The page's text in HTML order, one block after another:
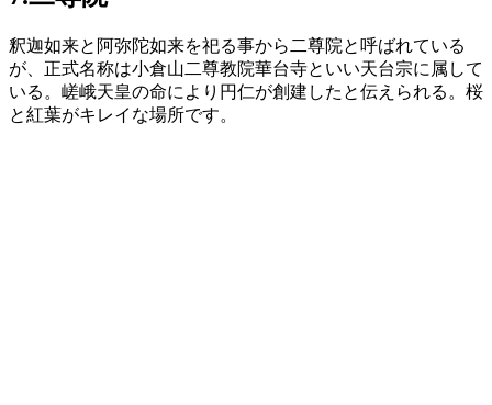
釈迦如来と阿弥陀如来を祀る事から二尊院と呼ばれている
が、正式名称は小倉山二尊教院華台寺といい天台宗に属して
いる。嵯峨天皇の命により円仁が創建したと伝えられる。桜
と紅葉がキレイな場所です。